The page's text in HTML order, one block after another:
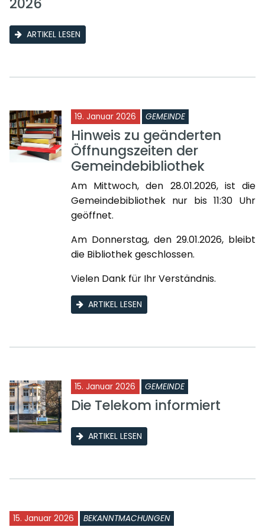
ARTIKEL LESEN
19. Januar 2026 GEMEINDE
Hinweis zu geänderten
Öffnungszeiten der
Gemeindebibliothek
Am Mittwoch, den 28.01.2026, ist die
Gemeindebibliothek nur bis 11:30 Uhr
geöffnet.
Am Donnerstag, den 29.01.2026, bleibt
die Bibliothek geschlossen.
Vielen Dank für Ihr Verständnis.
ARTIKEL LESEN
15. Januar 2026 GEMEINDE
Die Telekom informiert
ARTIKEL LESEN
15. Januar 2026 BEKANNTMACHUNGEN